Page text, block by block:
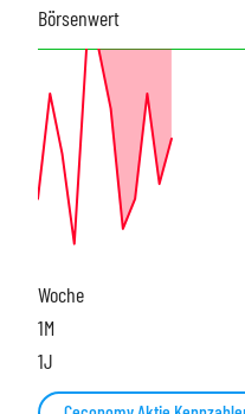
Börsenwert
Woche
1M
1J